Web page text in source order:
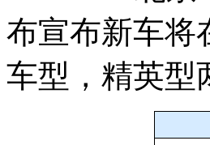
布宣布新车将
车型，精英型